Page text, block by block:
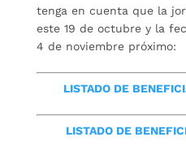
tenga en cuenta que la
este 19 de octubre y la
4 de noviembre próximo:
LISTADO DE
LISTADO DE